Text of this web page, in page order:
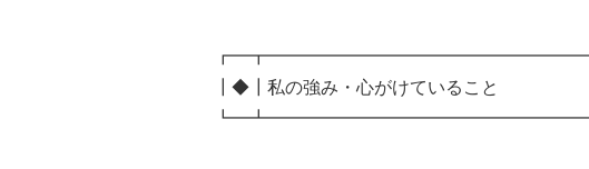
┃◆┃私の強み・心がけていること